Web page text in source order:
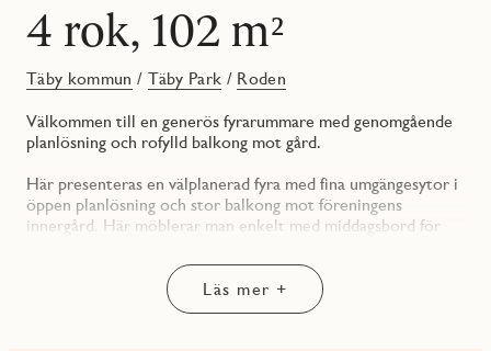
4 rok, 102 m²
Täby kommun / Täby Park / Roden
Välkommen till en generös fyrarummare med genomgående
planlösning och rofylld balkong mot gård.
Här presenteras en välplanerad fyra med fina umgängesytor i
öppen planlösning och stor balkong mot föreningens
innergård. Här möblerar man enkelt med middagsbord för
av de tre sovrummen och detta kan väljas bort om man vill
nyttja bostaden som en trea med riktigt spatiösa
sällskapsytor. De två andra sovrummen är båda väl tilltagna
Läs mer +